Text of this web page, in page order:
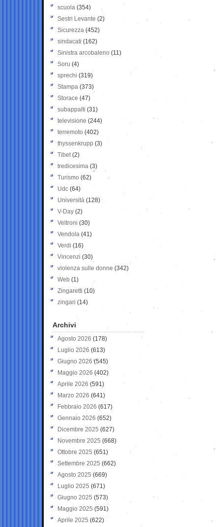
scuola (354)
Sestri Levante (2)
Sicurezza (452)
sindacati (162)
Sinistra arcobaleno (11)
Soru (4)
sprechi (319)
Stampa (373)
Storace (47)
subappalti (31)
televisione(244)
terremoto (402)
thyssenkrupp (3)
Tibet(2)
tredicesima (3)
Turismo (62)
Udc (64)
Università (128)
V-Day (2)
Veltroni (30)
Vendola (41)
Verdi (16)
Vincenzi (30)
violenza sulle donne (342)
Web (1)
Zingaretti (10)
zingari (14)
Archivi
Agosto 2026 (178)
Luglio 2026 (613)
Giugno 2026 (545)
Maggio 2026 (402)
Aprile 2026 (591)
Marzo 2026 (641)
Febbraio 2026 (617)
Gennaio 2026 (652)
Dicembre 2025 (627)
Novembre 2025 (668)
Ottobre 2025 (651)
Settembre 2025 (662)
Agosto 2025 (669)
Luglio 2025 (671)
Giugno 2025 (573)
Maggio 2025 (591)
Aprile 2025 (622)